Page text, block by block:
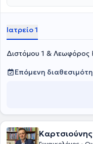
Ιατρείο 1
Διστόμου 1 & Λεωφόρος
Επόμενη